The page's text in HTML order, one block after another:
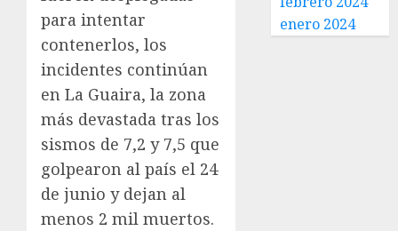
para intentar
contenerlos, los
incidentes continúan
en La Guaira, la zona
más devastada tras los
sismos de 7,2 y 7,5 que
golpearon al país el 24
de junio y dejan al
menos 2 mil muertos.
enero 2024